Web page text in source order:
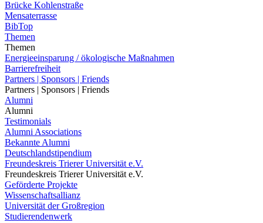
Brücke Kohlenstraße
Mensaterrasse
BibTop
Themen
Themen
Energieeinsparung / ökologische Maßnahmen
Barrierefreiheit
Partners | Sponsors | Friends
Partners | Sponsors | Friends
Alumni
Alumni
Testimonials
Alumni Associations
Bekannte Alumni
Deutschlandstipendium
Freundeskreis Trierer Universität e.V.
Freundeskreis Trierer Universität e.V.
Geförderte Projekte
Wissenschaftsallianz
Universität der Großregion
Studierendenwerk